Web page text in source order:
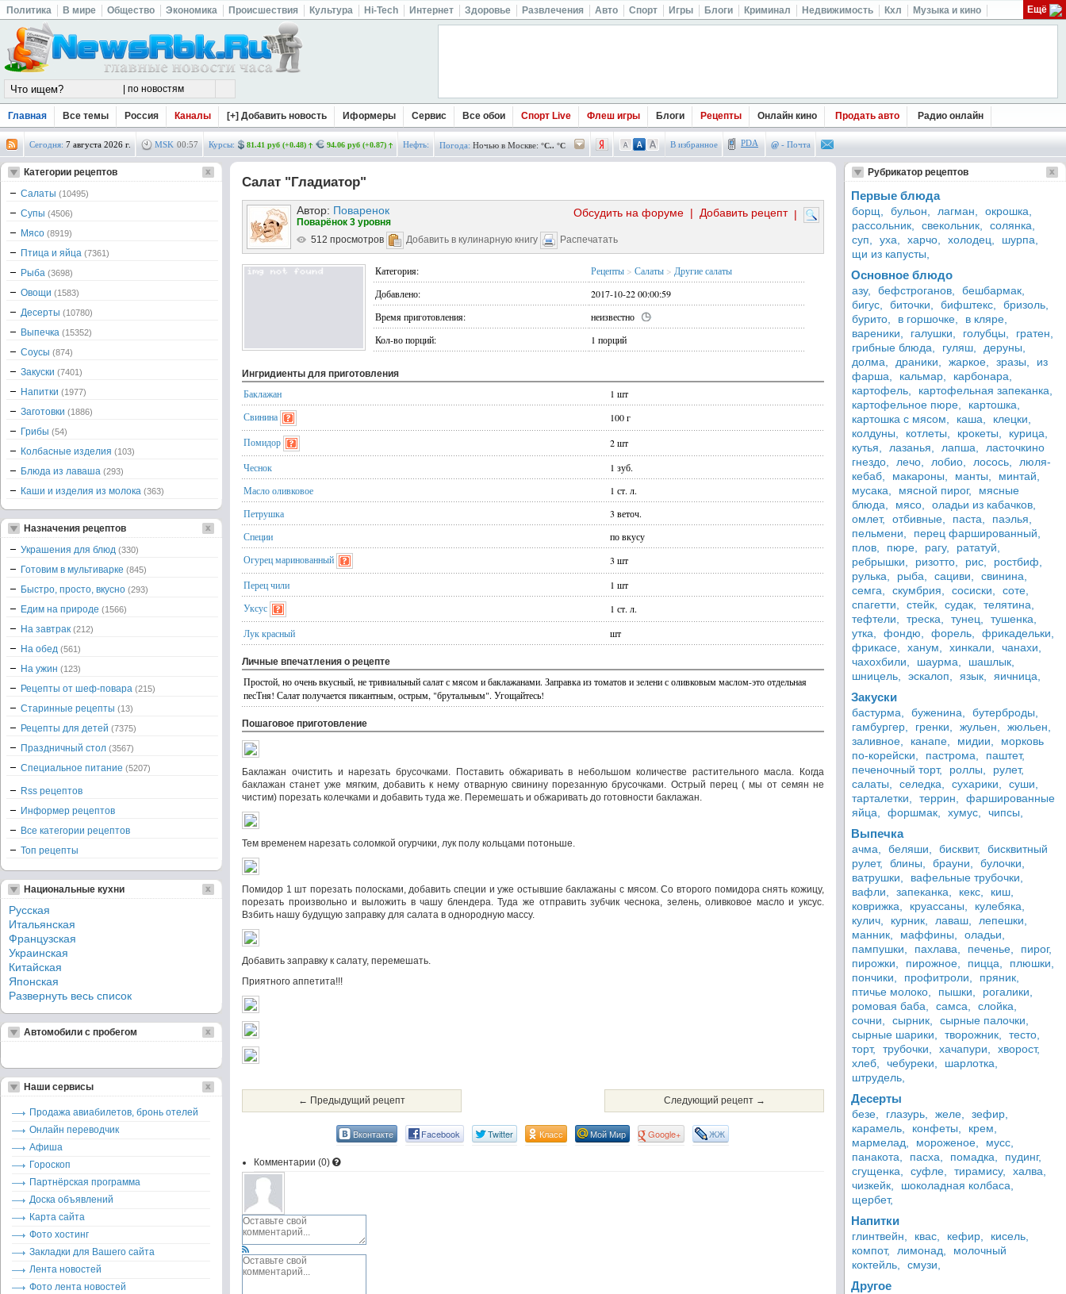
Политика В мире Общество Экономика Происшествия Культура Hi-Tech Интернет Здоровье Развлечения Авто Спорт Игры Блоги Криминал Недвижимость Кхл Музыка и кино Ещё
Главная Все темы Россия Каналы [+] Добавить новость Иформеры Сервис Все обои Спорт Live Флеш игры Блоги Рецепты Онлайн кино Продать авто Радио онлайн
Сегодня: 7 августа 2026 г. MSK 00:57 Курсы: 81.41 руб (+0.48) 94.06 руб (+0.87) Нефть: Погода: Ночью в Москве: °C.. °C В избранное PDA @ - Почта
Салат "Гладиатор"
Автор: Поваренок |
Добавить рецепт
|
Обсудить на форуме
Поварёнок 3 уровня
512 просмотров
Добавить в кулинарную книгу Распечатать
Категория: Рецепты > Салаты > Другие салаты
Добавлено:
2017-10-22 00:00:59
Время приготовления:
неизвестно
Кол-во порций:
1 порций
Ингридиенты для приготовления
Баклажан
1 шт
Свинина
100 г
Помидор
2 шт
Чеснок
1 зуб.
Масло оливковое
1 ст. л.
Петрушка
3 веточ.
Специи
по вкусу
Огурец маринованный
3 шт
Перец чили
1 шт
Уксус
1 ст. л.
Лук красный
шт
Личные впечатления о рецепте
Простой, но очень вкусный, не тривиальный салат с мясом и баклажанами. Заправка из томатов и зелени с оливковым маслом-это отдельная
песТня! Салат получается пикантным, острым, "брутальным". Угощайтесь!
Пошаговое приготовление
Баклажан очистить и нарезать брусочками. Поставить обжаривать в небольшом количестве растительного масла. Когда
баклажан станет уже мягким, добавить к нему отварную свинину порезанную брусочками. Острый перец ( мы от семян не
чистим) порезать колечками и добавить туда же. Перемешать и обжаривать до готовности баклажан.
Тем временем нарезать соломкой огурчики, лук полу кольцами потоньше.
Помидор 1 шт порезать полосками, добавить специи и уже остывшие баклажаны с мясом. Со второго помидора снять кожицу,
порезать произвольно и выложить в чашу блендера. Туда же отправить зубчик чеснока, зелень, оливковое масло и уксус.
Взбить нашу будущую заправку для салата в однородную массу.
Добавить заправку к салату, перемешать.
Приятного аппетита!!!
← Предыдущий рецепт Следующий рецепт →
Вконтакте Facebook Twitter Класс Мой Мир Google+ ЖЖ
Комментарии (0)
Категории рецептов
Салаты (10495)
Супы (4506)
Мясо (8919)
Птица и яйца (7361)
Рыба (3698)
Овощи (1583)
Десерты (10780)
Выпечка (15352)
Соусы (874)
Закуски (7401)
Напитки (1977)
Заготовки (1886)
Грибы (54)
Колбасные изделия (103)
Блюда из лаваша (293)
Каши и изделия из молока (363)
Назначения рецептов
Украшения для блюд (330)
Готовим в мультиварке (845)
Быстро, просто, вкусно (293)
Едим на природе (1566)
На завтрак (212)
На обед (561)
На ужин (123)
Рецепты от шеф-повара (215)
Старинные рецепты (13)
Рецепты для детей (7375)
Праздничный стол (3567)
Специальное питание (5207)
Rss рецептов
Информер рецептов
Все категории рецептов
Топ рецепты
Национальные кухни
Русская
Итальянская
Французская
Украинская
Китайская
Японская
Развернуть весь список
Автомобили с пробегом
Наши сервисы
Продажа авиабилетов, бронь отелей
Онлайн переводчик
Афиша
Гороскоп
Партнёрская программа
Доска объявлений
Карта сайта
Фото хостинг
Закладки для Вашего сайта
Лента новостей
Фото лента новостей
Рубрикатор рецептов
Первые блюда
борщ, бульон, лагман,
окрошка,
рассольник,
свекольник,
солянка,
суп,
уха, харчо, холодец,
шурпа,
щи из капусты,
Основное блюдо
азу, бефстроганов,
бешбармак,
бигус,
биточки, бифштекс,
бризоль,
бурито,
в горшочке,
в кляре,
вареники,
галушки, голубцы,
гратен,
грибные блюда,
гуляш,
деруны,
долма,
драники, жаркое, зразы,
из
фарша,
кальмар,
карбонара,
картофель,
картофельная запеканка,
картофельное пюре,
картошка,
картошка с мясом,
каша,
клецки,
колдуны,
котлеты, крокеты,
курица,
кутья,
лазанья, лапша,
ласточкино
гнездо,
лечо, лобио, лосось,
люля-
кебаб,
макароны, манты,
минтай,
мусака,
мясной пирог,
мясные
блюда,
мясо,
оладьи из кабачков,
омлет,
отбивные, паста,
паэлья,
пельмени,
перец фаршированный,
плов,
пюре, рагу,
рататуй,
ребрышки,
ризотто, рис,
ростбиф,
рулька,
рыба, сациви,
свинина,
семга,
скумбрия, сосиски,
соте,
спагетти,
стейк, судак,
телятина,
тефтели,
треска, тунец,
тушенка,
утка,
фондю, форель,
фрикадельки,
фрикасе,
ханум, хинкали,
чанахи,
чахохбили,
шаурма,
шашлык,
шницель,
эскалоп, язык, яичница,
Закуски
бастурма, буженина,
бутерброды,
гамбургер,
гренки, жульен,
жюльен,
заливное,
канапе, мидии,
морковь
по-корейски,
пастрома,
паштет,
печеночный торт,
роллы,
рулет,
салаты,
селедка, сухарики,
суши,
тарталетки,
террин,
фаршированные
яйца,
форшмак, хумус, чипсы,
Выпечка
ачма, беляши, бисквит,
бисквитный
рулет,
блины, брауни,
булочки,
ватрушки,
вафельные трубочки,
вафли,
запеканка, кекс,
киш,
коврижка,
круассаны,
кулебяка,
кулич,
курник, лаваш,
лепешки,
манник,
маффины,
оладьи,
пампушки,
пахлава, печенье,
пирог,
пирожки,
пирожное, пицца,
плюшки,
пончики,
профитроли,
пряник,
птичье молоко,
пышки,
рогалики,
ромовая баба,
самса,
слойка,
сочни,
сырник,
сырные палочки,
сырные шарики,
творожник,
тесто,
торт,
трубочки, хачапури,
хворост,
хлеб,
чебуреки,
шарлотка,
штрудель,
Десерты
безе, глазурь, желе,
зефир,
карамель,
конфеты,
крем,
мармелад,
мороженое,
мусс,
панакота,
пасха, помадка,
пудинг,
сгущенка,
суфле, тирамису,
халва,
чизкейк,
шоколадная колбаса,
щербет,
Напитки
глинтвейн, квас, кефир,
кисель,
компот,
лимонад,
молочный
коктейль,
смузи,
Другое